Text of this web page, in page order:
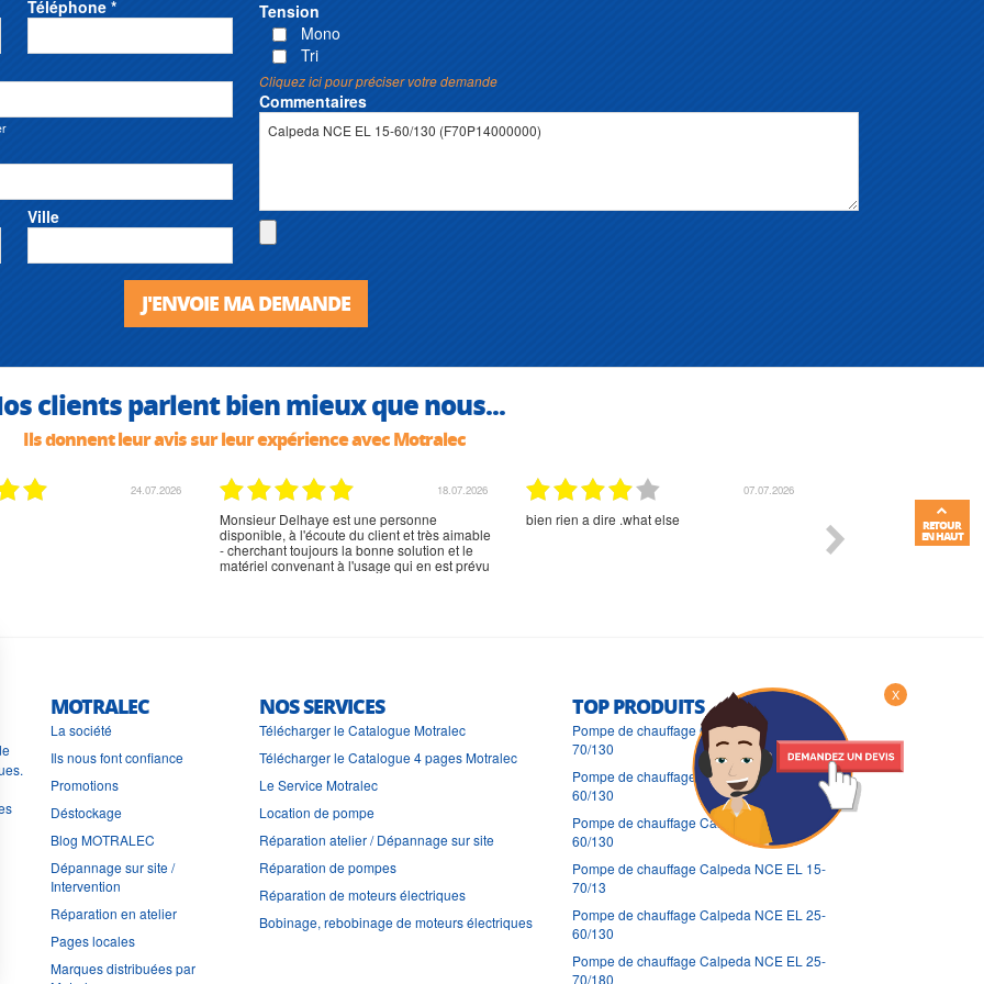
Téléphone *
Ville
Tension
Mono
Tri
Cliquez ici pour préciser votre demande
Commentaires
J'ENVOIE MA DEMANDE
clients parlent bien mieux que nous...
Ils donnent leur avis sur leur expérience avec Motralec
02.07.2026 02.07.2026
rien à signaler, très content
01.07.2026
Commande et délais parfait Très bon suivi et très
MOTRALEC
La société
Ils nous font confiance
Promotions
Déstockage
Blog MOTRALEC
Dépannage sur site /
Intervention
Réparation en atelier
Pages locales
Marques distribuées par
NOS SERVICES
Télécharger le Catalogue Motralec
Télécharger le Catalogue 4 pages Motralec
Le Service Motralec
Location de pompe
Réparation atelier / Dépannage sur site
Réparation de pompes
Réparation de moteurs électriques
Bobinage, rebobinage de moteurs électriques
TOP PRODUITS
Pompe de chauffage Calpeda NCE EL 25-
70/130
Pompe de chauffage Calpeda NCE EL 15-
60/130
Pompe de chauffage Calpeda NCE EL 15-
60/130
Pompe de chauffage Calpeda NCE EL 15-
70/13
Pompe de chauffage Calpeda NCE EL 25-
60/130
Pompe de chauffage Calpeda NCE EL 25-
70/180
X
RETOUR
EN HAUT